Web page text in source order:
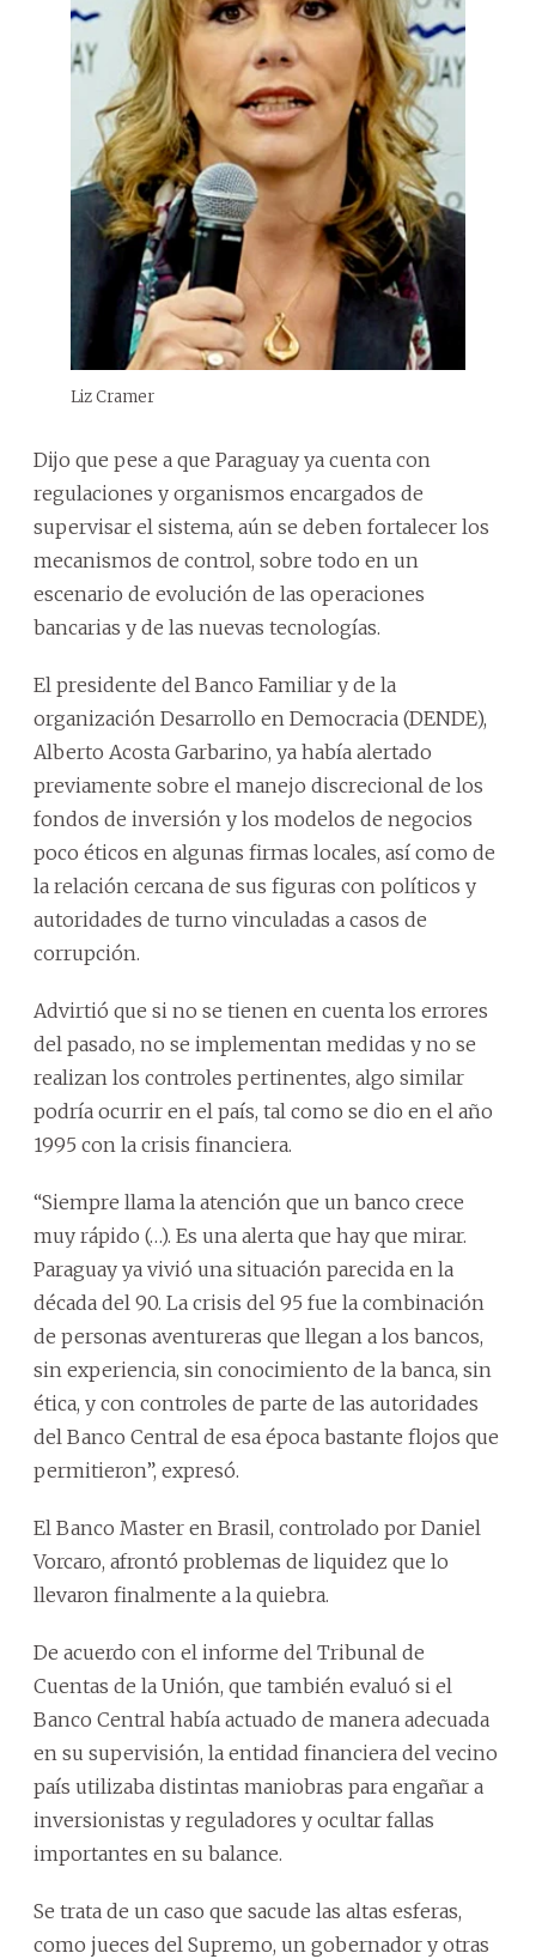
Liz Cramer
Dijo que pese a que Paraguay ya cuenta con
regulaciones y organismos encargados de
supervisar el sistema, aún se deben fortalecer los
mecanismos de control, sobre todo en un
escenario de evolución de las operaciones
bancarias y de las nuevas tecnologías.
El presidente del Banco Familiar y de la
organización Desarrollo en Democracia (DENDE),
Alberto Acosta Garbarino, ya había alertado
previamente sobre el manejo discrecional de los
fondos de inversión y los modelos de negocios
poco éticos en algunas firmas locales, así como de
la relación cercana de sus figuras con políticos y
autoridades de turno vinculadas a casos de
corrupción.
Advirtió que si no se tienen en cuenta los errores
del pasado, no se implementan medidas y no se
realizan los controles pertinentes, algo similar
podría ocurrir en el país, tal como se dio en el año
1995 con la crisis financiera.
“Siempre llama la atención que un banco crece
muy rápido (…). Es una alerta que hay que mirar.
Paraguay ya vivió una situación parecida en la
década del 90. La crisis del 95 fue la combinación
de personas aventureras que llegan a los bancos,
sin experiencia, sin conocimiento de la banca, sin
ética, y con controles de parte de las autoridades
del Banco Central de esa época bastante flojos que
permitieron”, expresó.
El Banco Master en Brasil, controlado por Daniel
Vorcaro, afrontó problemas de liquidez que lo
llevaron finalmente a la quiebra.
De acuerdo con el informe del Tribunal de
Cuentas de la Unión, que también evaluó si el
Banco Central había actuado de manera adecuada
en su supervisión, la entidad financiera del vecino
país utilizaba distintas maniobras para engañar a
inversionistas y reguladores y ocultar fallas
importantes en su balance.
Se trata de un caso que sacude las altas esferas,
como jueces del Supremo, un gobernador y otras